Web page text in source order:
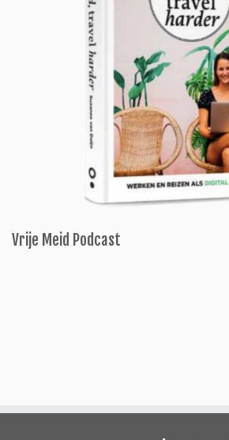
Vrije Meid Podcast